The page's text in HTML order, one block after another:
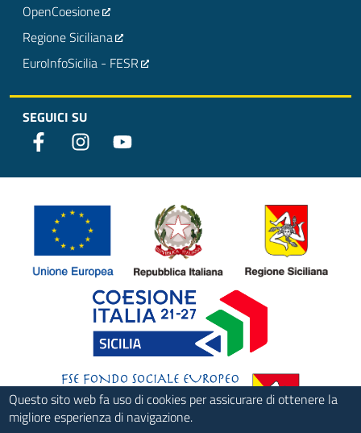
OpenCoesione
Regione Siciliana
EuroInfoSicilia - FESR
SEGUICI SU
Questo sito web fa uso di cookies per assicurare di ottenere la
migliore esperienza di navigazione.